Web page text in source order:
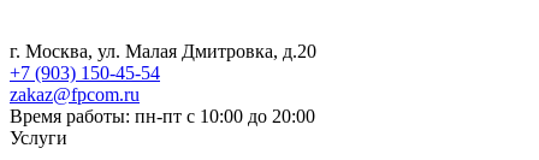
г. Москва, ул. Малая Дмитровка, д.20
+7 (903) 150-45-54
zakaz@fpcom.ru
Время работы: пн-пт с 10:00 до 20:00
Услуги